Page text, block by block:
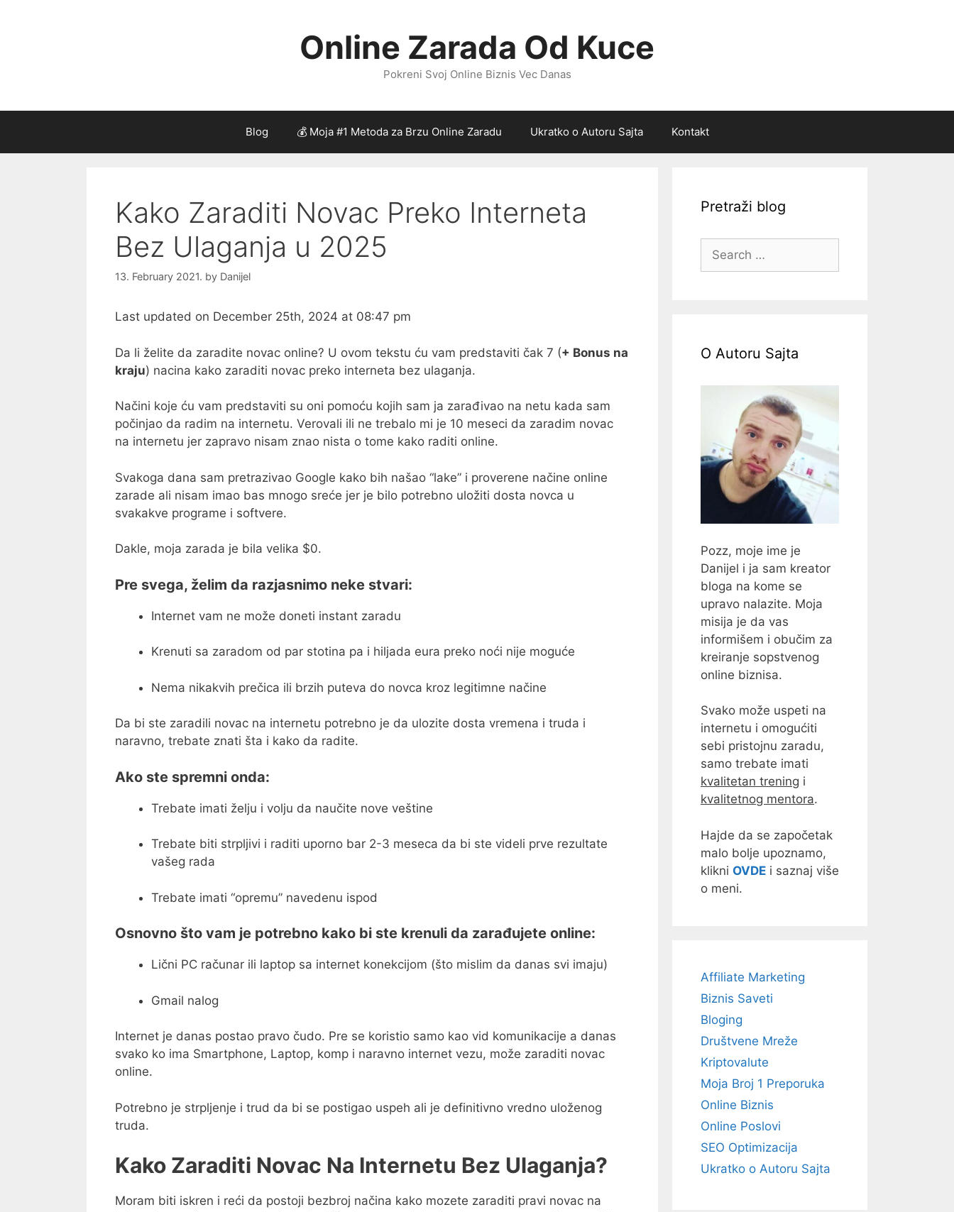
Online Zarada Od Kuce
Pokreni Svoj Online Biznis Vec Danas
Blog 💰 Moja #1 Metoda za Brzu Online Zaradu Ukratko o Autoru Sajta Kontakt
Kako Zaraditi Novac Preko Interneta
Bez Ulaganja u 2025
13. February 2021. by Danijel
Last updated on December 25th, 2024 at 08:47 pm
Da li želite da zaradite novac online? U ovom tekstu ću vam predstaviti čak 7 (+ Bonus na
kraju) nacina kako zaraditi novac preko interneta bez ulaganja.
Načini koje ću vam predstaviti su oni pomoću kojih sam ja zarađivao na netu kada sam
počinjao da radim na internetu. Verovali ili ne trebalo mi je 10 meseci da zaradim novac
na internetu jer zapravo nisam znao nista o tome kako raditi online.
Svakoga dana sam pretrazivao Google kako bih našao “lake” i proverene načine online
zarade ali nisam imao bas mnogo sreće jer je bilo potrebno uložiti dosta novca u
svakakve programe i softvere.
Dakle, moja zarada je bila velika $0.
Pre svega, želim da razjasnimo neke stvari:
Internet vam ne može doneti instant zaradu
Krenuti sa zaradom od par stotina pa i hiljada eura preko noći nije moguće
Nema nikakvih prečica ili brzih puteva do novca kroz legitimne načine
Da bi ste zaradili novac na internetu potrebno je da ulozite dosta vremena i truda i
naravno, trebate znati šta i kako da radite.
Ako ste spremni onda:
Trebate imati želju i volju da naučite nove veštine
Trebate biti strpljivi i raditi uporno bar 2-3 meseca da bi ste videli prve rezultate
vašeg rada
Trebate imati “opremu” navedenu ispod
Osnovno što vam je potrebno kako bi ste krenuli da zarađujete online:
Lični PC računar ili laptop sa internet konekcijom (što mislim da danas svi imaju)
Gmail nalog
Internet je danas postao pravo čudo. Pre se koristio samo kao vid komunikacije a danas
svako ko ima Smartphone, Laptop, komp i naravno internet vezu, može zaraditi novac
online.
Potrebno je strpljenje i trud da bi se postigao uspeh ali je definitivno vredno uloženog
truda.
Kako Zaraditi Novac Na Internetu Bez Ulaganja?
Moram biti iskren i reći da postoji bezbroj načina kako mozete zaraditi pravi novac na
Pretraži blog
Search
for:
O Autoru Sajta
Pozz, moje ime je
Danijel i ja sam kreator
bloga na kome se
upravo nalazite. Moja
misija je da vas
informišem i obučim za
kreiranje sopstvenog
online biznisa.
Svako može uspeti na
internetu i omogućiti
sebi pristojnu zaradu,
samo trebate imati
kvalitetan trening i
kvalitetnog mentora.
Hajde da se započetak
malo bolje upoznamo,
klikni OVDE i saznaj više
o meni.
Affiliate Marketing
Biznis Saveti
Bloging
Društvene Mreže
Kriptovalute
Moja Broj 1 Preporuka
Online Biznis
Online Poslovi
SEO Optimizacija
Ukratko o Autoru Sajta